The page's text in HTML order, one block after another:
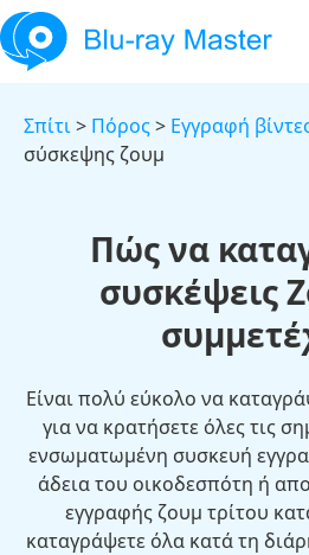
Σπίτι> Πόρος> Εγγραφή
σύσκεψης ζουμ
Πώς να
συσκέψεις
Είναι πολύ εύκολο να
για να κρατήσετε όλες τις
ενσωματωμένη συσκευή
άδεια του οικοδεσπότη ή
εγγραφής ζουμ τρίτου
καταγράψετε όλα κατά τη